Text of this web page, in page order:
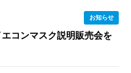
お知らせ
コンマスク説明販売会を